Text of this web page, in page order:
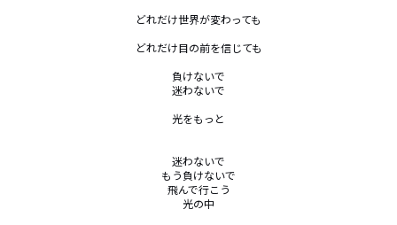
どれだけ世界が変わっても
どれだけ目の前を信じても
負けないで
迷わないで
光をもっと
迷わないで
もう負けないで
飛んで行こう
光の中